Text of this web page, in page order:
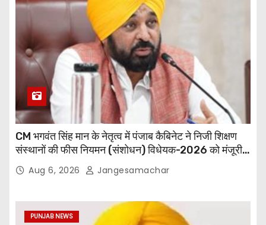
CM भगवंत सिंह मान के नेतृत्व में पंजाब कैबिनेट ने निजी शिक्षण
संस्थानों की फीस नियमन (संशोधन) विधेयक-2026 को मंजूरी
दी Aug 6, 2026 Jangesamachar
PUNJAB NEWS